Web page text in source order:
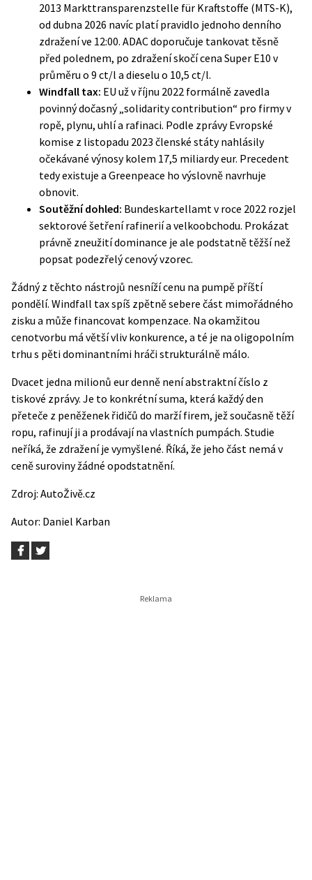
2013 Markttransparenzstelle für Kraftstoffe (MTS-K),
od dubna 2026 navíc platí pravidlo jednoho denního
zdražení ve 12:00. ADAC doporučuje tankovat těsně
před polednem, po zdražení skočí cena Super E10 v
průměru o 9 ct/l a dieselu o 10,5 ct/l.
Windfall tax: EU už v říjnu 2022 formálně zavedla
povinný dočasný „solidarity contribution“ pro firmy v
ropě, plynu, uhlí a rafinaci. Podle zprávy Evropské
komise z listopadu 2023 členské státy nahlásily
očekávané výnosy kolem 17,5 miliardy eur. Precedent
tedy existuje a Greenpeace ho výslovně navrhuje
obnovit.
Soutěžní dohled: Bundeskartellamt v roce 2022 rozjel
sektorové šetření rafinerií a velkoobchodu. Prokázat
právně zneužití dominance je ale podstatně těžší než
popsat podezřelý cenový vzorec.
Žádný z těchto nástrojů nesníží cenu na pumpě příští
pondělí. Windfall tax spíš zpětně sebere část mimořádného
zisku a může financovat kompenzace. Na okamžitou
cenotvorbu má větší vliv konkurence, a té je na oligopolním
trhu s pěti dominantními hráči strukturálně málo.
Dvacet jedna milionů eur denně není abstraktní číslo z
tiskové zprávy. Je to konkrétní suma, která každý den
přeteče z peněženek řidičů do marží firem, jež současně těží
ropu, rafinují ji a prodávají na vlastních pumpách. Studie
neříká, že zdražení je vymyšlené. Říká, že jeho část nemá v
ceně suroviny žádné opodstatnění.
Zdroj: AutoŽivě.cz
Autor: Daniel Karban